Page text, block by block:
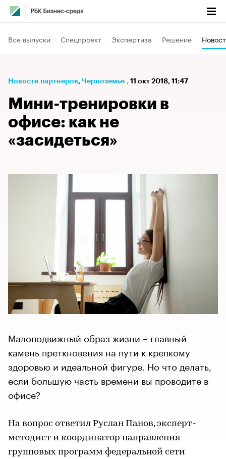
Все выпуски Спецпроект Экспертиза Решение
Новости партнеров⁠, Черноземье , 11 окт 2018, 11:47
Мини-тренировки в
офисе: как не
«засидеться»
Малоподвижный образ жизни – главный
камень преткновения на пути к крепкому
здоровью и идеальной фигуре. Но что делать,
если большую часть времени вы проводите в
офисе?
На вопрос ответил Руслан Панов, эксперт-
методист и координатор направления
групповых программ федеральной сети